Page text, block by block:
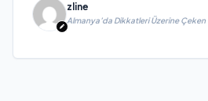
zline
Almanya’da Dikkatleri Üzerine Çeken